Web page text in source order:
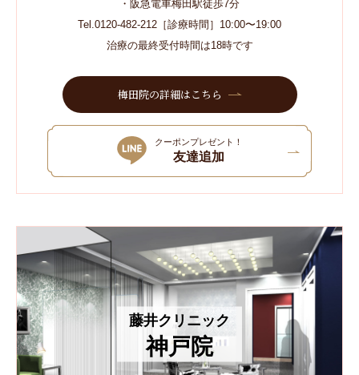
・阪急電車梅田駅徒歩7分
Tel.0120-482-212［診療時間］10:00〜19:00
治療の最終受付時間は18時です
梅田院の詳細はこちら
クーポンプレゼント！
友達追加
藤井クリニック
神戸院